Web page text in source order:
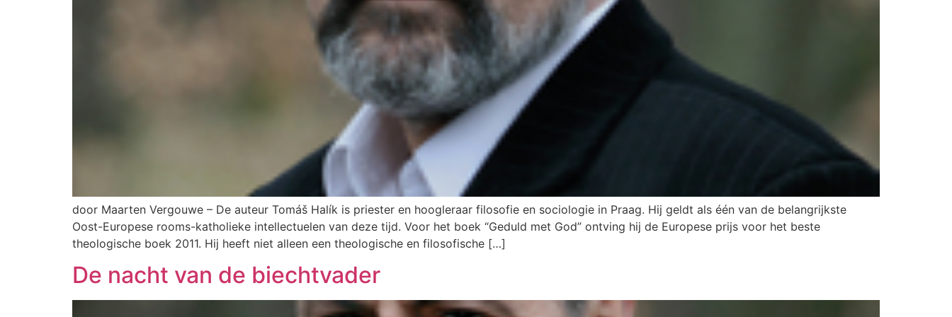
door Maarten Vergouwe – De auteur Tomáš Halík is priester en hoogleraar filosofie en sociologie in Praag. Hij geldt als één van de belangrijkste
Oost-Europese rooms-katholieke intellectuelen van deze tijd. Voor het boek “Geduld met God” ontving hij de Europese prijs voor het beste
theologische boek 2011. Hij heeft niet alleen een theologische en filosofische […]
De nacht van de biechtvader